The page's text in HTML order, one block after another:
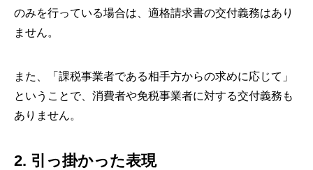
のみを行っている場合は、適格請求書の交付義務はあり
ません。
また、「課税事業者である相手方からの求めに応じて」
ということで、消費者や免税事業者に対する交付義務も
ありません。
2. 引っ掛かった表現